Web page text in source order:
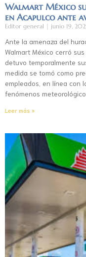
Walmart México
en Acapulco ante
Editor general junio 19,
Ante la amenaza del
Walmart México cerró
detuvo temporalmente
medida se tomó como
empleados, en línea con
fenómenos
Leer más »